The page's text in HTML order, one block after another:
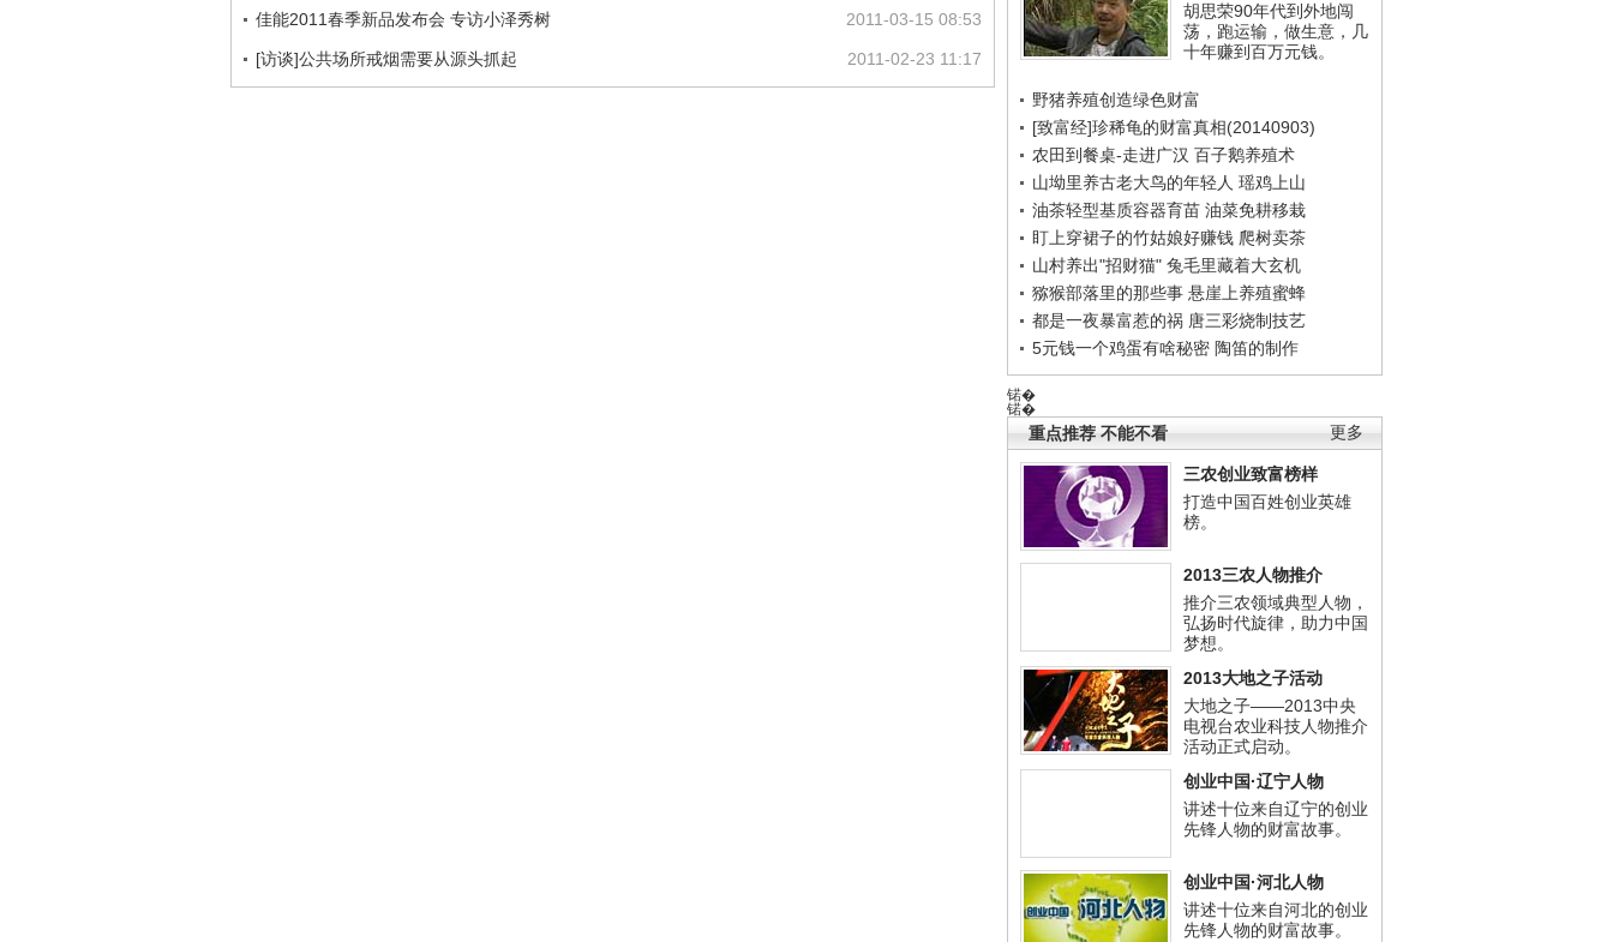
胡思荣90年代到外地闯
荡，跑运输，做生意，几
十年赚到百万元钱。
野猪养殖创造绿色财富
[致富经]珍稀龟的财富真相(20140903)
农田到餐桌-走进广汉 百子鹅养殖术
山坳里养古老大鸟的年轻人 瑶鸡上山
油茶轻型基质容器育苗 油菜免耕移栽
盯上穿裙子的竹姑娘好赚钱 爬树卖茶
山村养出"招财猫" 兔毛里藏着大玄机
猕猴部落里的那些事 悬崖上养殖蜜蜂
都是一夜暴富惹的祸 唐三彩烧制技艺
5元钱一个鸡蛋有啥秘密 陶笛的制作
锘�
锘�
更多
重点推荐 不能不看
三农创业致富榜样
打造中国百姓创业英雄
榜。
2013三农人物推介
推介三农领域典型人物，
弘扬时代旋律，助力中国
梦想。
2013大地之子活动
大地之子——2013中央
电视台农业科技人物推介
活动正式启动。
创业中国·辽宁人物
讲述十位来自辽宁的创业
先锋人物的财富故事。
创业中国·河北人物
讲述十位来自河北的创业
先锋人物的财富故事。
2011-03-15 08:53
佳能2011春季新品发布会 专访小泽秀树
2011-02-23 11:17
[访谈]公共场所戒烟需要从源头抓起